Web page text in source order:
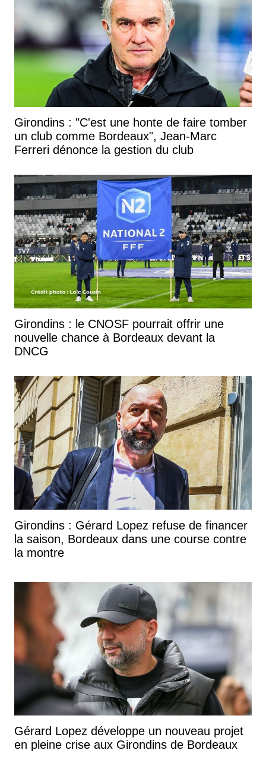
Girondins : "C'est une honte de faire tomber
un club comme Bordeaux", Jean-Marc
Ferreri dénonce la gestion du club
Girondins : le CNOSF pourrait offrir une
nouvelle chance à Bordeaux devant la
DNCG
Girondins : Gérard Lopez refuse de financer
la saison, Bordeaux dans une course contre
la montre
Gérard Lopez développe un nouveau projet
en pleine crise aux Girondins de Bordeaux